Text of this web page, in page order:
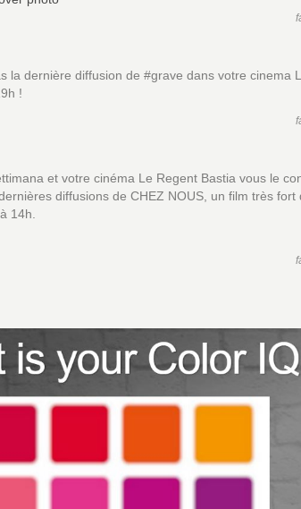
la dernière diffusion de #grave dans votre cinema
!
et votre cinéma Le Regent Bastia vous le
diffusions de CHEZ NOUS, un film très fort
14h.